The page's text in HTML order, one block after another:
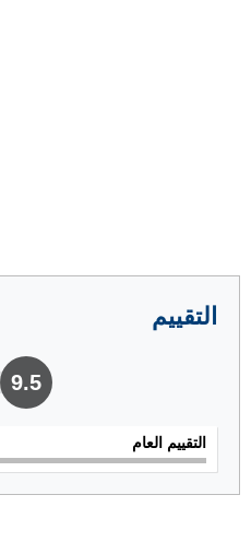
التقييم
9.5
التقييم العام